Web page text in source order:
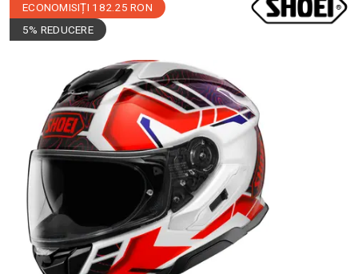
ECONOMISIȚI 182.25 RON
5% REDUCERE